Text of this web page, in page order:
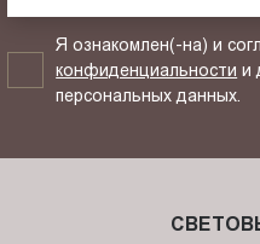
Я ознакомлен(-на) и
конфиденциальности и
персональных данных.